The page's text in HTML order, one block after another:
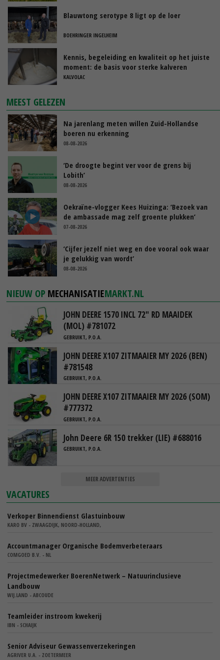
Blauwtong serotype 8 ligt op de loer
BOEHRINGER INGELHEIM
Kennis, begeleiding en kwaliteit op het juiste
moment: de basis voor sterke kalveren
KALVOLAC
MEEST GELEZEN
Na jarenlang meten willen Zuid-Hollandse
boeren nu erkenning
08-08-2026
‘De droogte begint ver voor de grens bij
Lobith’
08-08-2026
Oekraïne-vlogger Kees Huizinga: ‘Bezoek van
de ambassade mag zelf groente plukken’
07-08-2026
‘Cijfer jezelf niet weg en doe vooral ook waar
je gelukkig van wordt’
08-08-2026
NIEUW OP MECHANISATIEMARKT.NL
JOHN DEERE 1570 INCL 72" RD MAAIDEK
(MOL) #781072
GEBRUIKT, P.O.A.
JOHN DEERE X107 ZITMAAIER MY 2026 (BEN)
#781548
GEBRUIKT, P.O.A.
JOHN DEERE X107 ZITMAAIER MY 2026 (SOM)
#777372
GEBRUIKT, P.O.A.
John Deere 6R 150 trekker (LIE) #688016
GEBRUIKT, P.O.A.
MEER ADVERTENTIES
VACATURES
Verkoper Binnendienst Glastuinbouw
KARO BV - ZWAAGDIJK, NOORD-HOLLAND,
Accountmanager Organische Bodemverbeteraars
COMGOED B.V. - NL
Projectmedewerker BoerenNetwerk – Natuurinclusieve
Landbouw
WIJ.LAND - ABCOUDE
Teamleider instroom kwekerij
IBN - SCHAIJK
Senior Adviseur Gewassenverzekeringen
AGRIVER U.A. - ZOETERMEER